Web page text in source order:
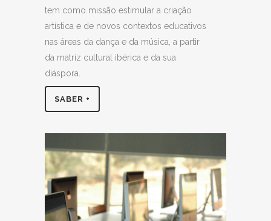
tem como missão estimular a criação
artística e de novos contextos educativos
nas áreas da dança e da música, a partir
da matriz cultural ibérica e da sua
diáspora.
SABER +